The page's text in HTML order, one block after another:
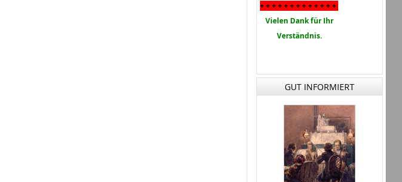
+ + + + + + + + + + + + +
Vielen Dank für Ihr
Verständnis.
GUT INFORMIERT